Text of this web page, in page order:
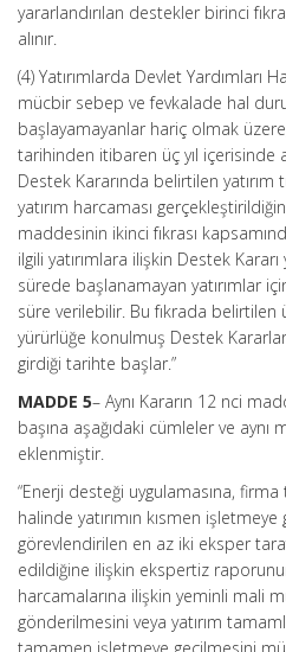
yararlandırılan destekler birinci
alınır.
(4) Yatırımlarda Devlet Yardımları
mücbir sebep ve fevkalade hal
başlayamayanlar hariç olmak
tarihinden itibaren üç yıl içerisinde
Destek Kararında belirtilen yatırım
yatırım harcaması
maddesinin ikinci fıkrası
ilgili yatırımlara ilişkin Destek
sürede başlanamayan yatırımlar
süre verilebilir. Bu fıkrada belirtilen
yürürlüğe konulmuş Destek
girdiği tarihte başlar.”
MADDE 5– Aynı Kararın 12 nci
başına aşağıdaki cümleler ve aynı
eklenmiştir.
“Enerji desteği uygulamasına,
halinde yatırımın kısmen işletmeye
görevlendirilen en az iki eksper
edildiğine ilişkin ekspertiz
harcamalarına ilişkin yeminli mali
gönderilmesini veya yatırım